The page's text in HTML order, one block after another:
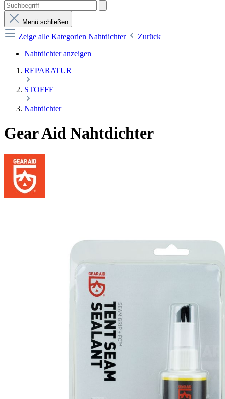
Menü schließen
Zeige alle Kategorien Nahtdichter
Zurück
Nahtdichter anzeigen
REPARATUR
STOFFE
Nahtdichter
Gear Aid Nahtdichter